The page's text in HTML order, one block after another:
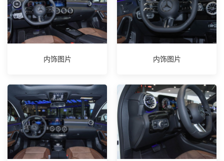
内饰图片 内饰图片